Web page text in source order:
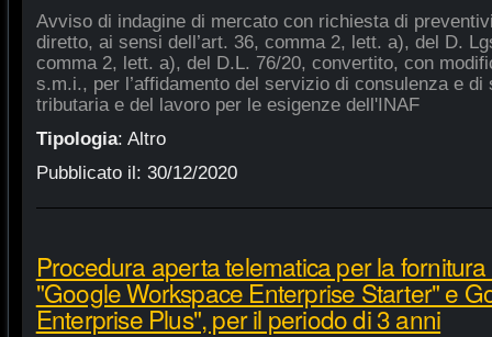
Avviso di indagine di mercato con richiesta di
diretto, ai sensi dell’art. 36, comma 2, lett. a), del D.
comma 2, lett. a), del D.L. 76/20, convertito, con
s.m.i., per l’affidamento del servizio di consulenza e
tributaria e del lavoro per le esigenze dell'INAF
Tipologia: Altro
Pubblicato il: 30/12/2020
Procedura aperta telematica per la
"Google Workspace Enterprise Starter" e
Enterprise Plus", per il periodo di 3 anni